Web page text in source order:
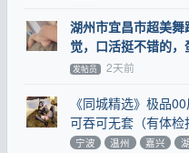
湖州市宜昌市超美
觉，口活挺不错的
发帖员 2天前
《同城精选》极品
可吞可无套（有体检
宁波
温州 嘉兴